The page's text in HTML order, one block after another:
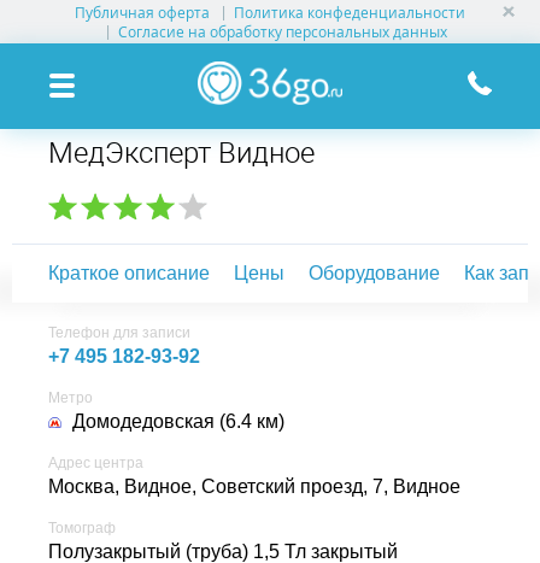
Публичная оферта
Политика конфеденциальности
Согласие на обработку персональных данных
УСЛУГИ КЛИНИК
КЛИНИКИ НА КАРТЕ
ПАМЯТКА ПАЦИЕНТУ
АКЦИИ
О ПРОЕКТЕ
МедЭксперт Видное
Краткое описание Цены Оборудование Как
Телефон для записи
+7 495 182-93-92
Метро
Домодедовская (6.4 км)
Адрес центра
Москва, Видное, Советский проезд, 7, Видное
Томограф
Полузакрытый (труба) 1,5 Тл закрытый